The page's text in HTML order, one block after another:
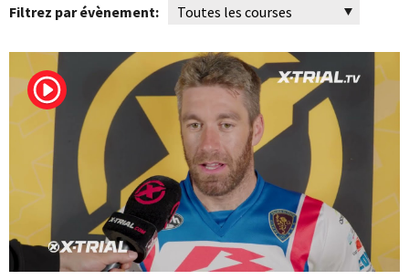
Filtrez par évènement: